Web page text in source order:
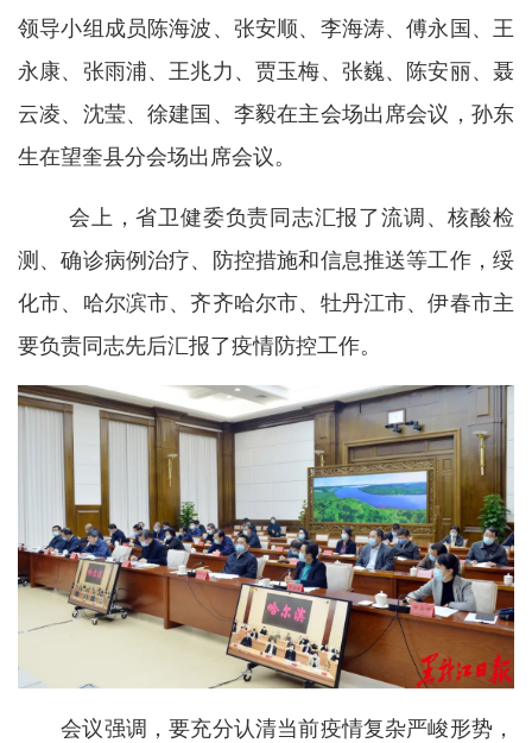
领导小组成员陈海波、张安顺、李海涛、傅永国、王
永康、张雨浦、王兆力、贾玉梅、张巍、陈安丽、聂
云凌、沈莹、徐建国、李毅在主会场出席会议，孙东
生在望奎县分会场出席会议。
会上，省卫健委负责同志汇报了流调、核酸检
测、确诊病例治疗、防控措施和信息推送等工作，绥
化市、哈尔滨市、齐齐哈尔市、牡丹江市、伊春市主
要负责同志先后汇报了疫情防控工作。
会议强调，要充分认清当前疫情复杂严峻形势，